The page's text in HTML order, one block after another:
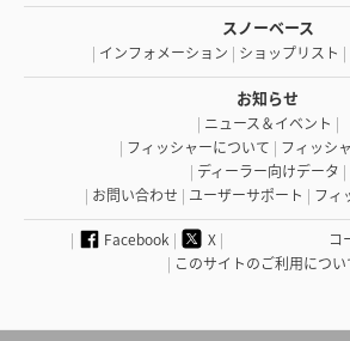
スノーベース
| インフォメーション | ショップリスト |
お知らせ
| ニュース＆イベント |
| フィッシャーについて | フィッシ
| ディーラー向けデータ |
| お問い合わせ | ユーザーサポート | フィ
| Facebook | X | コ
| このサイトのご利用につい